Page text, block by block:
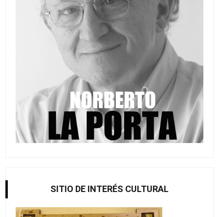
SITIO DE INTERÉS CULTURAL